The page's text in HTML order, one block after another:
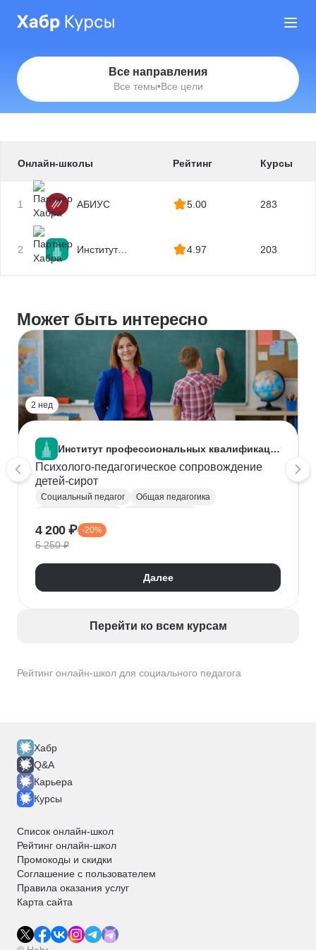
Все направления
Все темы•Все цели
Рейтинг онлайн-школ для социального педагога
Онлайн-школы Рейтинг Курсы
1 АБИУС 5.00 283
2
Институт
4.97 203
Может быть интересно
2 нед
Институт профессиональных квалификаций
Психолого-педагогическое сопровождение
детей-сирот
Социальный педагог
Общая педагогика
Социализация
4 200 ₽ -20%
5 250 ₽
Далее
Перейти ко всем курсам
Хабр
Q&A
Карьера
Курсы
Список онлайн-школ
Рейтинг онлайн-школ
Промокоды и скидки
Соглашение с пользователем
Правила оказания услуг
Карта сайта